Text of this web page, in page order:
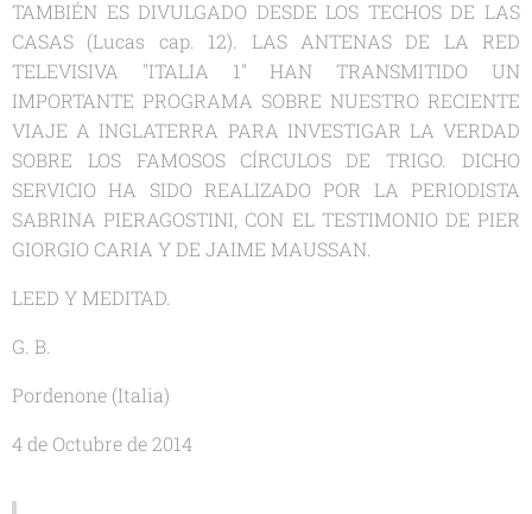
TAMBIÉN ES DIVULGADO DESDE LOS TECHOS DE LAS
CASAS (Lucas cap. 12). LAS ANTENAS DE LA RED
TELEVISIVA "ITALIA 1" HAN TRANSMITIDO UN
IMPORTANTE PROGRAMA SOBRE NUESTRO RECIENTE
VIAJE A INGLATERRA PARA INVESTIGAR LA VERDAD
SOBRE LOS FAMOSOS CÍRCULOS DE TRIGO. DICHO
SERVICIO HA SIDO REALIZADO POR LA PERIODISTA
SABRINA PIERAGOSTINI, CON EL TESTIMONIO DE PIER
GIORGIO CARIA Y DE JAIME MAUSSAN.
LEED Y MEDITAD.
G. B.
Pordenone (Italia)
4 de Octubre de 2014